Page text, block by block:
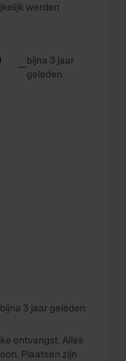
werden
—bijna 3 jaar
geleden
bijna 3 jaar geleden
ontvangst. Alles
Plaatsen zijn